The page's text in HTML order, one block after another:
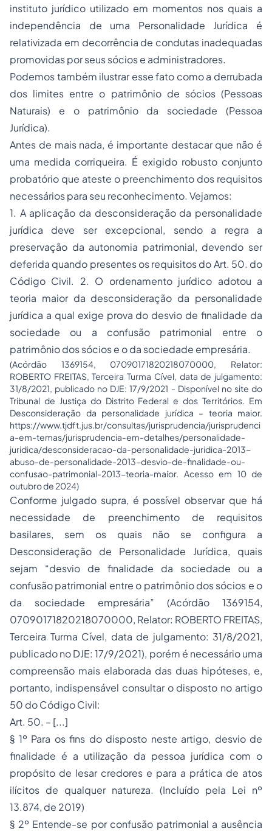
instituto jurídico utilizado em momentos nos quais a
independência de uma Personalidade Jurídica é
relativizada em decorrência de condutas inadequadas
promovidas por seus sócios e administradores.
Podemos também ilustrar esse fato como a derrubada
dos limites entre o patrimônio de sócios (Pessoas
Naturais) e o patrimônio da sociedade (Pessoa
Jurídica).
Antes de mais nada, é importante destacar que não é
uma medida corriqueira. É exigido robusto conjunto
probatório que ateste o preenchimento dos requisitos
necessários para seu reconhecimento. Vejamos:
1. A aplicação da desconsideração da personalidade
jurídica deve ser excepcional, sendo a regra a
preservação da autonomia patrimonial, devendo ser
deferida quando presentes os requisitos do Art. 50. do
Código Civil. 2. O ordenamento jurídico adotou a
teoria maior da desconsideração da personalidade
jurídica a qual exige prova do desvio de finalidade da
sociedade ou a confusão patrimonial entre o
patrimônio dos sócios e o da sociedade empresária.
(Acórdão 1369154, 07090171820218070000, Relator:
ROBERTO FREITAS, Terceira Turma Cível, data de julgamento:
31/8/2021, publicado no DJE: 17/9/2021 - Disponível no site do
Tribunal de Justiça do Distrito Federal e dos Territórios. Em
Desconsideração da personalidade jurídica – teoria maior.
https://www.tjdft.jus.br/consultas/jurisprudencia/jurisprudenci
a-em-temas/jurisprudencia-em-detalhes/personalidade-
juridica/desconsideracao-da-personalidade-juridica-2013-
abuso-de-personalidade-2013-desvio-de-finalidade-ou-
confusao-patrimonial-2013-teoria-maior. Acesso em 10 de
outubro de 2024)
Conforme julgado supra, é possível observar que há
necessidade de preenchimento de requisitos
basilares, sem os quais não se configura a
Desconsideração de Personalidade Jurídica, quais
sejam “desvio de finalidade da sociedade ou a
confusão patrimonial entre o patrimônio dos sócios e o
da sociedade empresária” (Acórdão 1369154,
07090171820218070000, Relator: ROBERTO FREITAS,
Terceira Turma Cível, data de julgamento: 31/8/2021,
publicado no DJE: 17/9/2021), porém é necessário uma
compreensão mais elaborada das duas hipóteses, e,
portanto, indispensável consultar o disposto no artigo
50 do Código Civil:
Art. 50. – [...]
§ 1º Para os fins do disposto neste artigo, desvio de
finalidade é a utilização da pessoa jurídica com o
propósito de lesar credores e para a prática de atos
ilícitos de qualquer natureza. (Incluído pela Lei nº
13.874, de 2019)
§ 2º Entende-se por confusão patrimonial a ausência